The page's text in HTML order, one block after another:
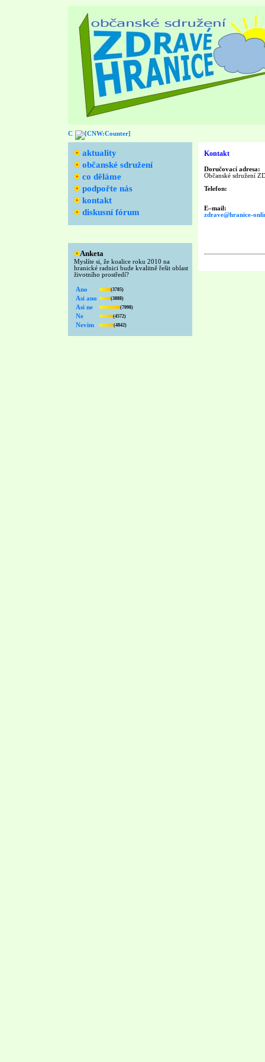
Kontakt
Doručovací adresa:
Občanské sdružení
Telefon:
E–mail:
zdrave@hranice-
aktuality
občanské sdružení
co děláme
podpořte nás
kontakt
diskusní fórum
Anketa
Myslíte si, že koalice roku 2010 na
hranické radnici bude kvalitně řešit oblast
životního prostředí?
Ano (3785)
Asi ano (3888)
Asi ne (7098)
Ne (4572)
Nevim (4842)